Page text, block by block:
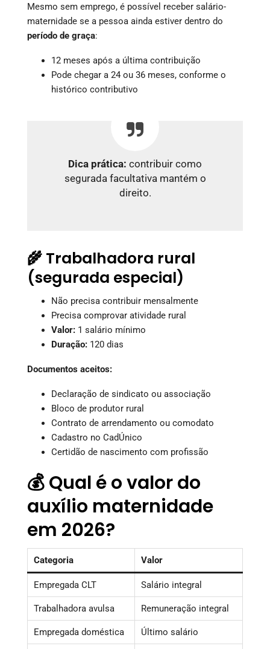
Mesmo sem emprego, é possível receber salário-
maternidade se a pessoa ainda estiver dentro do
período de graça:
12 meses após a última contribuição
Pode chegar a 24 ou 36 meses, conforme o
histórico contributivo
Dica prática: contribuir como
segurada facultativa mantém o
direito.
🌾 Trabalhadora rural
(segurada especial)
Não precisa contribuir mensalmente
Precisa comprovar atividade rural
Valor: 1 salário mínimo
Duração: 120 dias
Documentos aceitos:
Declaração de sindicato ou associação
Bloco de produtor rural
Contrato de arrendamento ou comodato
Cadastro no CadÚnico
Certidão de nascimento com profissão
💰 Qual é o valor do
auxílio maternidade
em 2026?
Categoria Valor
Empregada CLT Salário integral
Trabalhadora avulsa Remuneração integral
Empregada doméstica Último salário